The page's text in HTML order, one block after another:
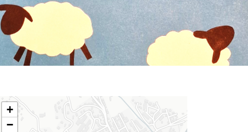
+
−